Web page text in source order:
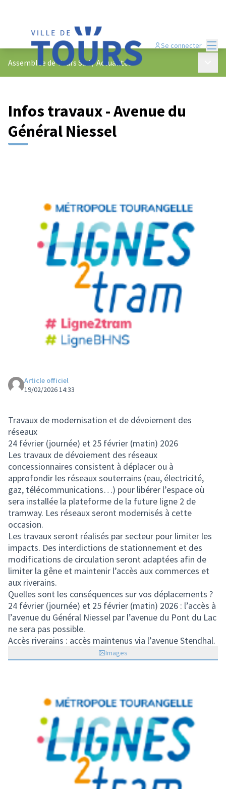
Se connecter
Assemblée de Tours Sud/Actualités
Infos travaux - Avenue du
Général Niessel
Article officiel
19/02/2026 14:33
Travaux de modernisation et de dévoiement des
réseaux
24 février (journée) et 25 février (matin) 2026
Les travaux de dévoiement des réseaux
concessionnaires consistent à déplacer ou à
approfondir les réseaux souterrains (eau, électricité,
gaz, télécommunications…) pour libérer l’espace où
sera installée la plateforme de la future ligne 2 de
tramway. Les réseaux seront modernisés à cette
occasion.
Les travaux seront réalisés par secteur pour limiter les
impacts. Des interdictions de stationnement et des
modifications de circulation seront adaptées afin de
limiter la gêne et maintenir l’accès aux commerces et
aux riverains.
Quelles sont les conséquences sur vos déplacements ?
24 février (journée) et 25 février (matin) 2026 : l’accès à
l’avenue du Général Niessel par l’avenue du Pont du Lac
ne sera pas possible.
Accès riverains : accès maintenus via l’avenue Stendhal.
Images